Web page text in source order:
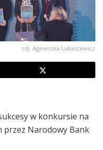
zdj. Agnieszka Łukaszewicz
w konkursie na
przez Narodowy Bank